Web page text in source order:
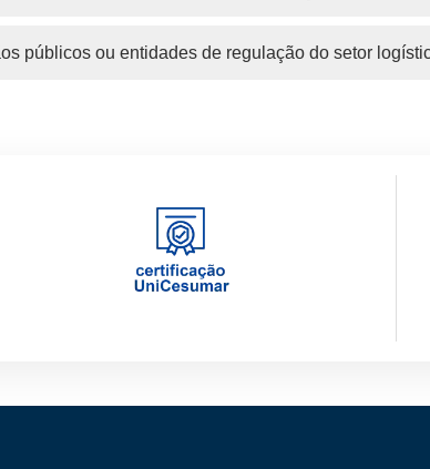
públicos ou entidades de regulação do setor